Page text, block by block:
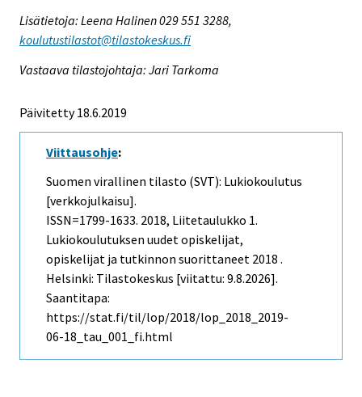
Lisätietoja: Leena Halinen 029 551 3288,
koulutustilastot@tilastokeskus.fi
Vastaava tilastojohtaja: Jari Tarkoma
Päivitetty 18.6.2019
Viittausohje:
Suomen virallinen tilasto (SVT): Lukiokoulutus
[verkkojulkaisu].
ISSN=1799-1633. 2018, Liitetaulukko 1.
Lukiokoulutuksen uudet opiskelijat,
opiskelijat ja tutkinnon suorittaneet 2018 .
Helsinki: Tilastokeskus [viitattu: 9.8.2026].
Saantitapa:
https://stat.fi/til/lop/2018/lop_2018_2019-
06-18_tau_001_fi.html